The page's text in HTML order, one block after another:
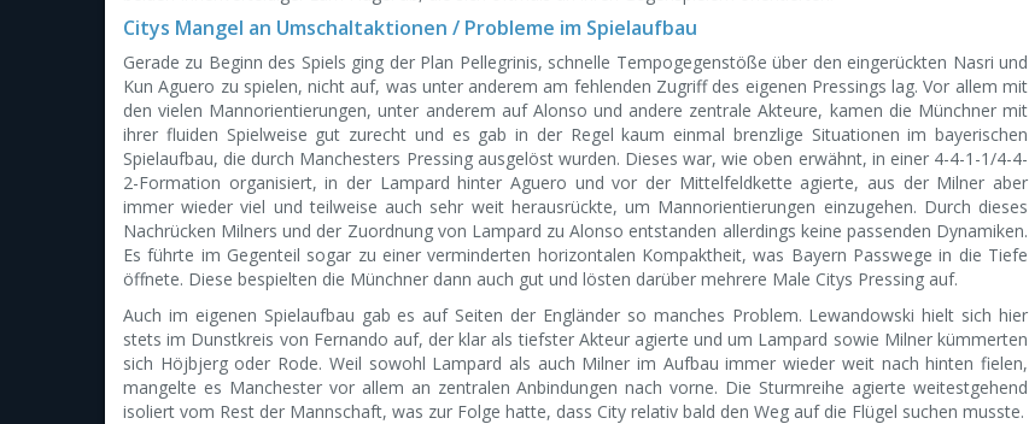
Citys Mangel an Umschaltaktionen / Probleme im Spielaufbau
Gerade zu Beginn des Spiels ging der Plan Pellegrinis, schnelle Tempogegenstöße über den eingerückten Nasri und
Kun Aguero zu spielen, nicht auf, was unter anderem am fehlenden Zugriff des eigenen Pressings lag. Vor allem mit
den vielen Mannorientierungen, unter anderem auf Alonso und andere zentrale Akteure, kamen die Münchner mit
ihrer fluiden Spielweise gut zurecht und es gab in der Regel kaum einmal brenzlige Situationen im bayerischen
Spielaufbau, die durch Manchesters Pressing ausgelöst wurden. Dieses war, wie oben erwähnt, in einer 4-4-1-1/4-4-
2-Formation organisiert, in der Lampard hinter Aguero und vor der Mittelfeldkette agierte, aus der Milner aber
immer wieder viel und teilweise auch sehr weit herausrückte, um Mannorientierungen einzugehen. Durch dieses
Nachrücken Milners und der Zuordnung von Lampard zu Alonso entstanden allerdings keine passenden Dynamiken.
Es führte im Gegenteil sogar zu einer verminderten horizontalen Kompaktheit, was Bayern Passwege in die Tiefe
öffnete. Diese bespielten die Münchner dann auch gut und lösten darüber mehrere Male Citys Pressing auf.
Auch im eigenen Spielaufbau gab es auf Seiten der Engländer so manches Problem. Lewandowski hielt sich hier
stets im Dunstkreis von Fernando auf, der klar als tiefster Akteur agierte und um Lampard sowie Milner kümmerten
sich Höjbjerg oder Rode. Weil sowohl Lampard als auch Milner im Aufbau immer wieder weit nach hinten fielen,
mangelte es Manchester vor allem an zentralen Anbindungen nach vorne. Die Sturmreihe agierte weitestgehend
isoliert vom Rest der Mannschaft, was zur Folge hatte, dass City relativ bald den Weg auf die Flügel suchen musste.